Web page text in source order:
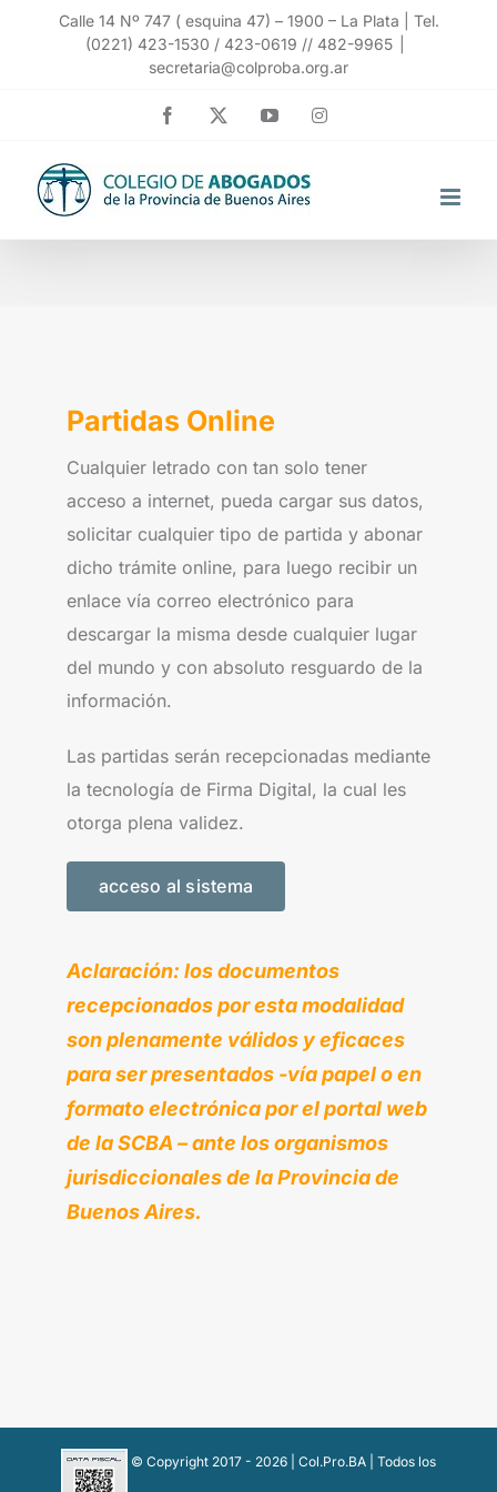
Calle 14 Nº 747 ( esquina 47) – 1900 – La Plata | Tel.
(0221) 423-1530 / 423-0619 // 482-9965
secretaria@colproba.org.ar
Facebook YouTubeInstagram
Partidas Online
Cualquier letrado con tan solo tener
acceso a internet, pueda cargar sus datos,
solicitar cualquier tipo de partida y abonar
dicho trámite online, para luego recibir un
enlace vía correo electrónico para
descargar la misma desde cualquier lugar
del mundo y con absoluto resguardo de la
información.
Las partidas serán recepcionadas mediante
la tecnología de Firma Digital, la cual les
otorga plena validez.
acceso al sistema
Aclaración: los documentos
recepcionados por esta modalidad
son plenamente válidos y eficaces
para ser presentados -vía papel o en
formato electrónica por el portal web
de la SCBA – ante los organismos
jurisdiccionales de la Provincia de
Buenos Aires.
© Copyright 2017 - 2026 | Col.Pro.BA | Todos los